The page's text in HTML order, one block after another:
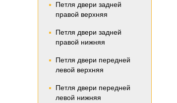
Петля двери задней
правой верхняя
Петля двери задней
правой нижняя
Петля двери передней
левой верхняя
Петля двери передней
левой нижняя